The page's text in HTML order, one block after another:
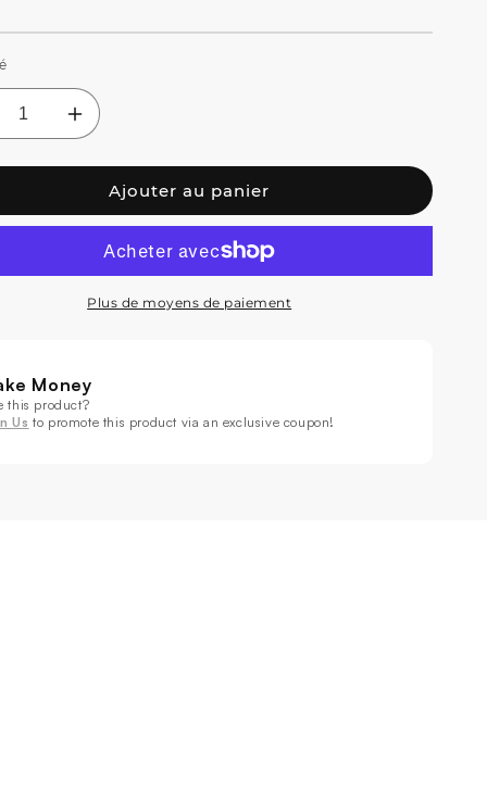
Augmenter
la
quantité
SHEHDS
COB
Blinder
6
en
Ajouter au panier
Plus de moyens de paiement
Money
this product?
Us to promote this product via an exclusive coupon!